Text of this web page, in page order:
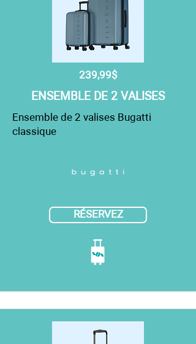
239,99$
ENSEMBLE DE 2 VALISES
Ensemble de 2 valises Bugatti
classique
RÉSERVEZ